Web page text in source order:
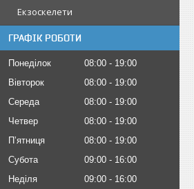
Екзоскелети
ГРАФІК РОБОТИ
Понеділок 08:00
19:00
Вівторок
08:00
19:00
Середа
08:00
19:00
Четвер
08:00
19:00
Пʼятниця
08:00
19:00
Субота
09:00
16:00
Неділя
09:00 16:00